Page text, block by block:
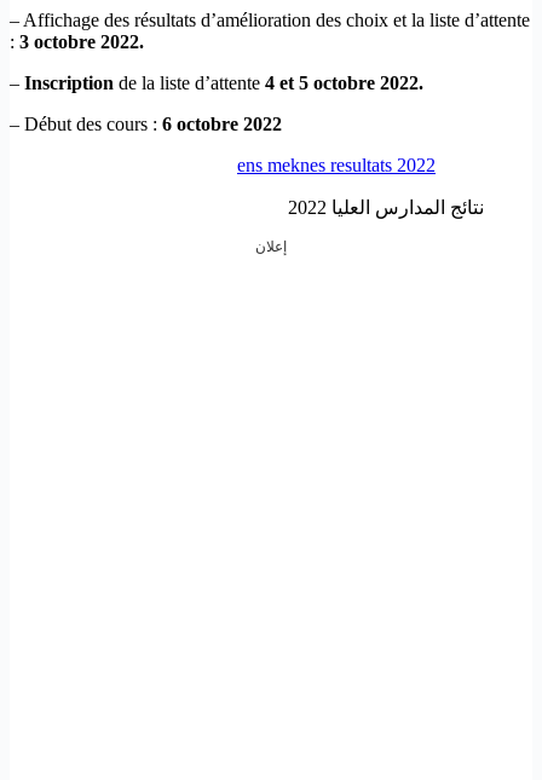
– Affichage des résultats d’amélioration des choix et la liste d’attente
: 3 octobre 2022.
– Inscription de la liste d’attente 4 et 5 octobre 2022.
– Début des cours : 6 octobre 2022
ens meknes resultats 2022
نتائج المدارس العليا 2022
إعلان